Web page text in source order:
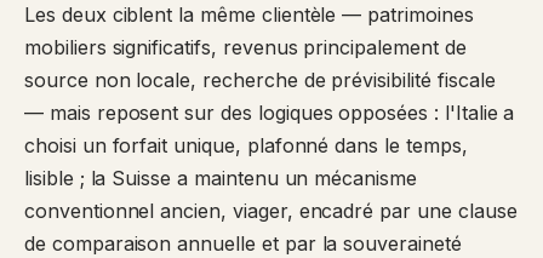
Les deux ciblent la même clientèle — patrimoines
mobiliers significatifs, revenus principalement de
source non locale, recherche de prévisibilité fiscale
— mais reposent sur des logiques opposées : l'Italie a
choisi un forfait unique, plafonné dans le temps,
lisible ; la Suisse a maintenu un mécanisme
conventionnel ancien, viager, encadré par une clause
de comparaison annuelle et par la souveraineté